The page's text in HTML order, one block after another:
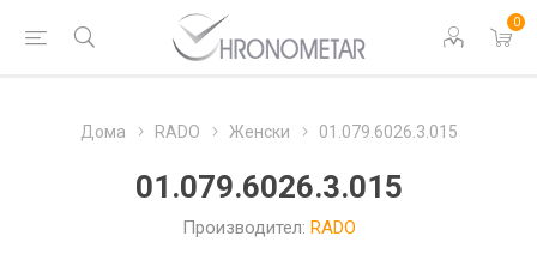
0
Дома RADO Женски 01.079.6026.3.015
01.079.6026.3.015
Производител: RADO